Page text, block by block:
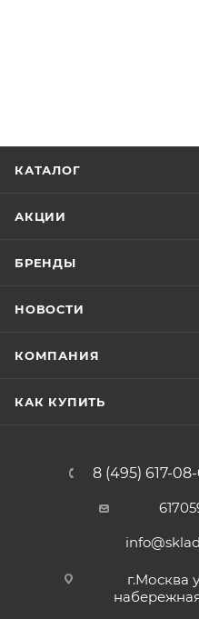
КАТАЛОГ
АКЦИИ
БРЕНДЫ
НОВОСТИ
КОМПАНИЯ
КАК КУПИТЬ
8 (495) 617-
г.Москва